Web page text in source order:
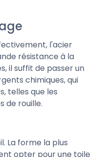
l'acier
résistance à la
il suffit de passer un
chimiques, qui
telles que les
de rouille.
La forme la plus
opter pour une toile